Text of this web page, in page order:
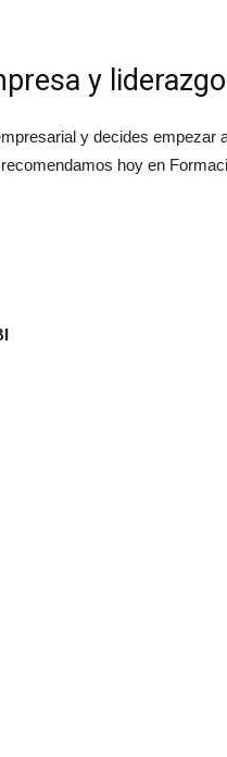
y liderazgo
y decides empezar
hoy en